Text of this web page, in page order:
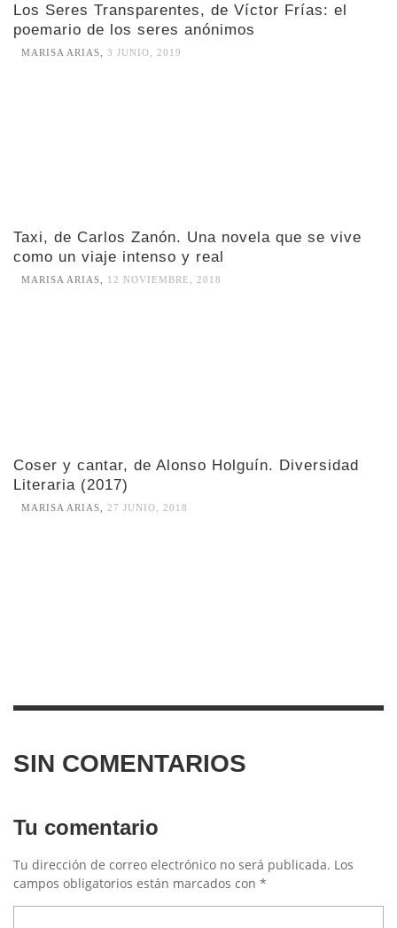
Los Seres Transparentes, de Víctor Frías: el
poemario de los seres anónimos
MARISA ARIAS, 3 JUNIO, 2019
Taxi, de Carlos Zanón. Una novela que se vive
como un viaje intenso y real
MARISA ARIAS, 12 NOVIEMBRE, 2018
Coser y cantar, de Alonso Holguín. Diversidad
Literaria (2017)
MARISA ARIAS 27 JUNIO, 2018
SIN COMENTARIOS
Tu comentario
Tu dirección de correo electrónico no será publicada. Los
campos obligatorios están marcados con *